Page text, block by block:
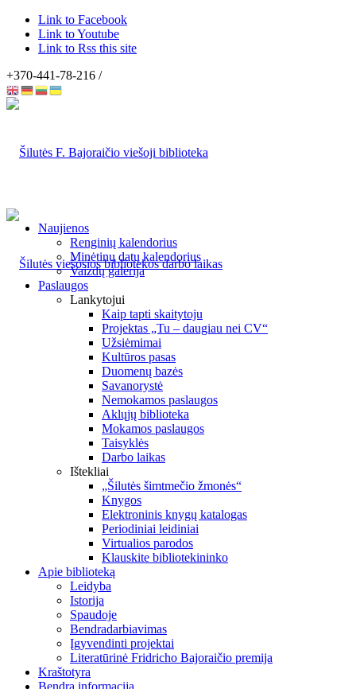
Link to Facebook
Link to Youtube
Link to Rss this site
+370-441-78-216 /
Naujienos
Renginių kalendorius
Minėtinų datų kalendorius
Vaizdų galerija
Paslaugos
Lankytojui
Kaip tapti skaitytoju
Projektas „Tu – daugiau nei CV“
Užsiėmimai
Kultūros pasas
Duomenų bazės
Savanorystė
Nemokamos paslaugos
Aklųjų biblioteka
Mokamos paslaugos
Taisyklės
Darbo laikas
Ištekliai
„Šilutės šimtmečio žmonės“
Knygos
Elektroninis knygų katalogas
Periodiniai leidiniai
Virtualios parodos
Klauskite bibliotekininko
Apie biblioteką
Leidyba
Istorija
Spaudoje
Bendradarbiavimas
Įgyvendinti projektai
Literatūrinė Fridricho Bajoraičio premija
Kraštotyra